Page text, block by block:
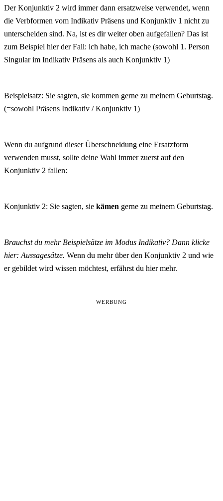
Der Konjunktiv 2 wird immer dann ersatzweise verwendet, wenn
die Verbformen vom Indikativ Präsens und Konjunktiv 1 nicht zu
unterscheiden sind. Na, ist es dir weiter oben aufgefallen? Das ist
zum Beispiel hier der Fall: ich habe, ich mache (sowohl 1. Person
Singular im Indikativ Präsens als auch Konjunktiv 1)
Beispielsatz: Sie sagten, sie kommen gerne zu meinem Geburtstag.
(=sowohl Präsens Indikativ / Konjunktiv 1)
Wenn du aufgrund dieser Überschneidung eine Ersatzform
verwenden musst, sollte deine Wahl immer zuerst auf den
Konjunktiv 2 fallen:
Konjunktiv 2: Sie sagten, sie kämen gerne zu meinem Geburtstag.
Brauchst du mehr Beispielsätze im Modus Indikativ? Dann klicke
hier: Aussagesätze. Wenn du mehr über den Konjunktiv 2 und wie
er gebildet wird wissen möchtest, erfährst du hier mehr.
WERBUNG